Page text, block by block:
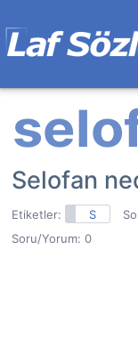
Selofan
Etiketler: S
Soru/Yorum: 0